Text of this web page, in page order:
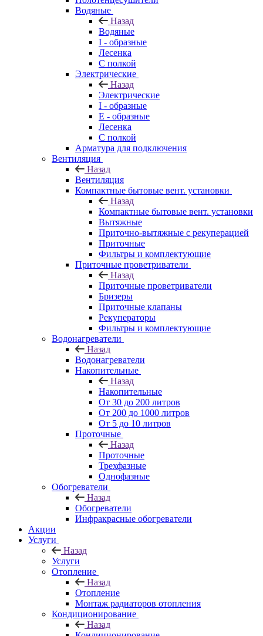
Водяные
Назад
Водяные
I - образные
Лесенка
С полкой
Электрические
Назад
Электрические
I - образные
E - образные
Лесенка
С полкой
Арматура для подключения
Вентиляция
Назад
Вентиляция
Компактные бытовые вент. установки
Назад
Компактные бытовые вент. установки
Вытяжные
Приточно-вытяжные с рекуперацией
Приточные
Фильтры и комплектующие
Приточные проветриватели
Назад
Приточные проветриватели
Бризеры
Приточные клапаны
Рекуператоры
Фильтры и комплектующие
Водонагреватели
Назад
Водонагреватели
Накопительные
Назад
Накопительные
От 30 до 200 литров
От 200 до 1000 литров
От 5 до 10 литров
Проточные
Назад
Проточные
Трехфазные
Однофазные
Обогреватели
Назад
Обогреватели
Инфракрасные обогреватели
Акции
Услуги
Назад
Услуги
Отопление
Назад
Отопление
Монтаж радиаторов отопления
Кондиционирование
Назад